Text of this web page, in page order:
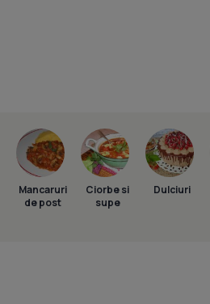
Mancaruri
de post
Ciorbe si
supe
Dulciuri